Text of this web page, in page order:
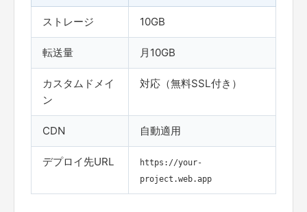
ストレージ 10GB
転送量 月10GB
カスタムドメイ
ン
対応（無料SSL付き）
CDN 自動適用
デプロイ先URL
https://your-
project.web.app